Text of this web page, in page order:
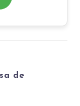
de